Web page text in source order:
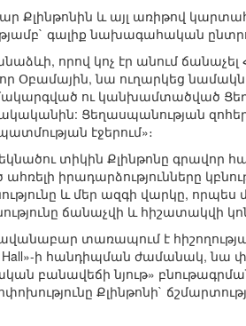
և այլ առիթով
գալիք նախագահական
որով կոչ էր անում ճանաչել
Օբամային, նա ուղարկեց
ու կանխամտածված
Ցեղասպանության
էջերում»։
տիկին Քլինթոնը գրավոր
իրադարձությունները
և մեր ազգի վարկը, որպես
ճանաչվի և հիշատակվի
տառապում է
ի հանդիպման ժամանակ, նա
բանավեճի նյութ»
Քլինթոնի`